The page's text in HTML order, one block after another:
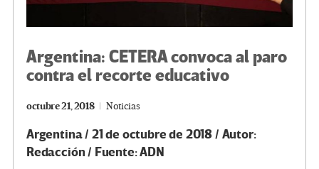
Argentina: CETERA convoca al paro
contra el recorte educativo
octubre 21, 2018 Noticias
Argentina / 21 de octubre de 2018 / Autor:
Redacción / Fuente: ADN